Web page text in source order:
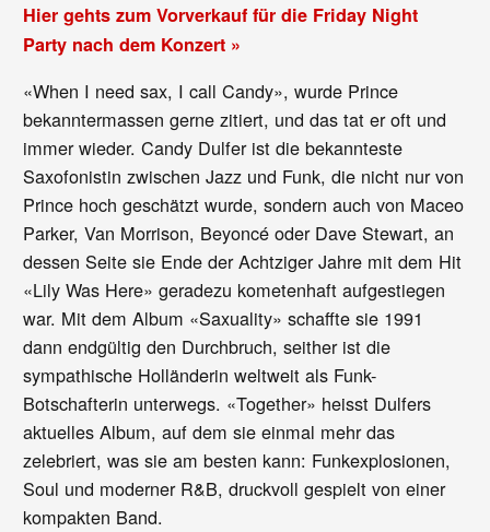
Hier gehts zum Vorverkauf für die Friday Night
Party nach dem Konzert »
«When I need sax, I call Candy», wurde Prince
bekanntermassen gerne zitiert, und das tat er oft und
immer wieder. Candy Dulfer ist die bekannteste
Saxofonistin zwischen Jazz und Funk, die nicht nur von
Prince hoch geschätzt wurde, sondern auch von Maceo
Parker, Van Morrison, Beyoncé oder Dave Stewart, an
dessen Seite sie Ende der Achtziger Jahre mit dem Hit
«Lily Was Here» geradezu kometenhaft aufgestiegen
war. Mit dem Album «Saxuality» schaffte sie 1991
dann endgültig den Durchbruch, seither ist die
sympathische Holländerin weltweit als Funk-
Botschafterin unterwegs. «Together» heisst Dulfers
aktuelles Album, auf dem sie einmal mehr das
zelebriert, was sie am besten kann: Funkexplosionen,
Soul und moderner R&B, druckvoll gespielt von einer
kompakten Band.